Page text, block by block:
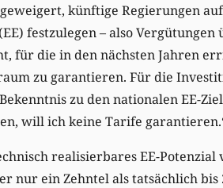
künftige Regierungen
festzulegen – also
für die in den nächsten Jahren
zu garantieren. Für die
zu den nationalen EE-
will ich keine Tarife
realisierbares EE-Potenzial
nur ein Zehntel als tatsächlich